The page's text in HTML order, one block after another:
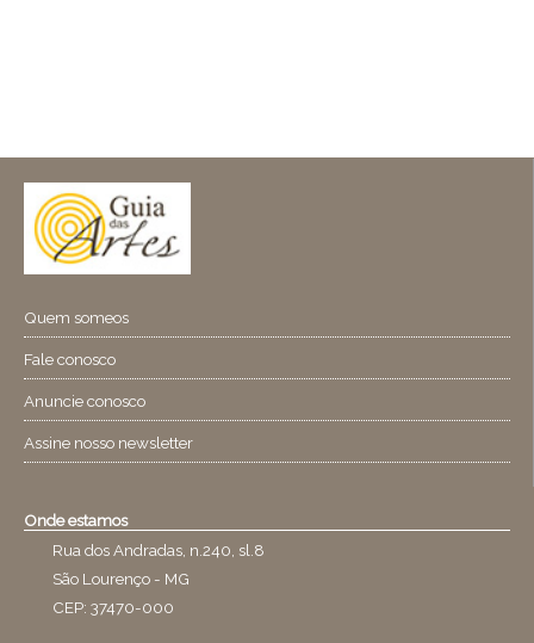
Quem someos
Fale conosco
Anuncie conosco
Assine nosso newsletter
Onde estamos
Rua dos Andradas, n.240, sl.8
São Lourenço - MG
CEP: 37470-000